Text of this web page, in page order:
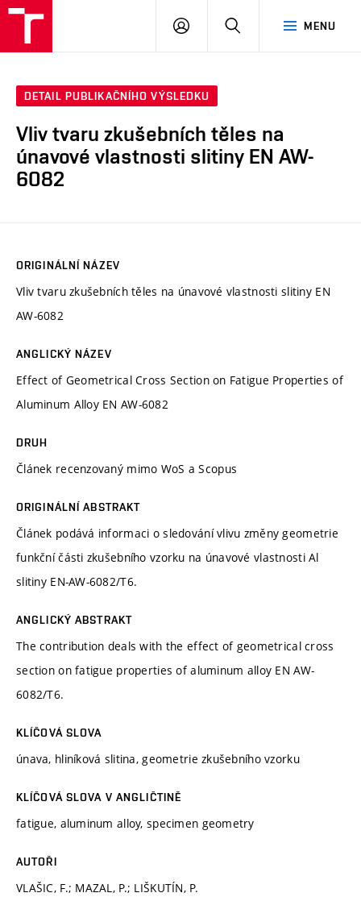
MENU
PŘIHLÁSIT
DETAIL PUBLIKAČNÍHO VÝSLEDKU
Vliv tvaru zkušebních těles na
únavové vlastnosti slitiny EN AW-
6082
ORIGINÁLNÍ NÁZEV
Vliv tvaru zkušebních těles na únavové vlastnosti slitiny EN
AW-6082
ANGLICKÝ NÁZEV
Effect of Geometrical Cross Section on Fatigue Properties of
Aluminum Alloy EN AW-6082
DRUH
Článek recenzovaný mimo WoS a Scopus
ORIGINÁLNÍ ABSTRAKT
Článek podává informaci o sledování vlivu změny geometrie
funkční části zkušebního vzorku na únavové vlastnosti Al
slitiny EN-AW-6082/T6.
ANGLICKÝ ABSTRAKT
The contribution deals with the effect of geometrical cross
section on fatigue properties of aluminum alloy EN AW-
6082/T6.
KLÍČOVÁ SLOVA
únava, hliníková slitina, geometrie zkušebního vzorku
KLÍČOVÁ SLOVA V ANGLIČTINĚ
fatigue, aluminum alloy, specimen geometry
AUTOŘI
VLAŠIC, F.; MAZAL, P.; LIŠKUTÍN, P.